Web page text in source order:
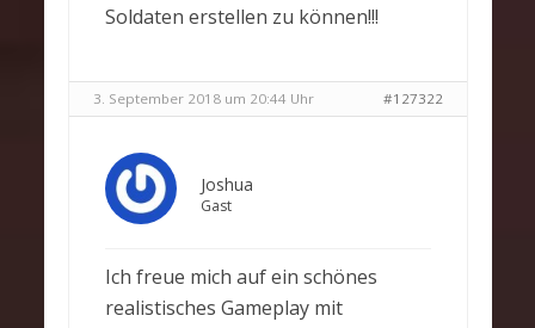
Soldaten erstellen zu können!!!
3. September 2018 um 20:44 Uhr #127322
Joshua
Gast
Ich freue mich auf ein schönes
realistisches Gameplay mit